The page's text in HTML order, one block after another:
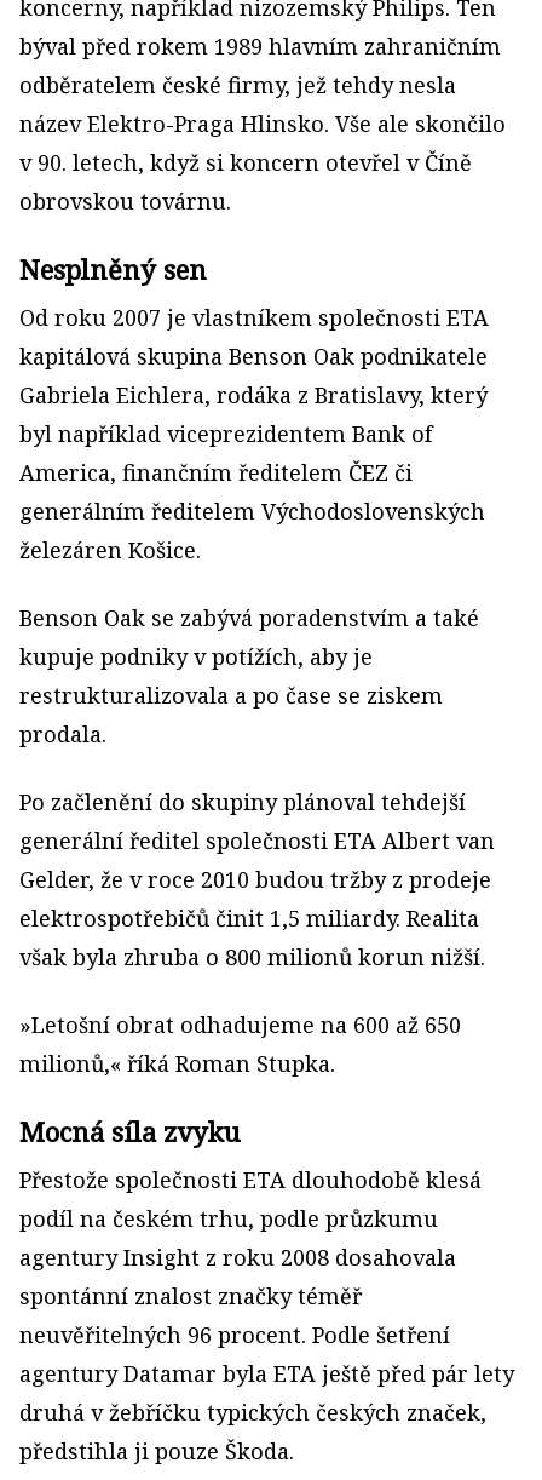
koncerny, například nizozemský Philips. Ten
býval před rokem 1989 hlavním zahraničním
odběratelem české firmy, jež tehdy nesla
název Elektro-Praga Hlinsko. Vše ale skončilo
v 90. letech, když si koncern otevřel v Číně
obrovskou továrnu.
Nesplněný sen
Od roku 2007 je vlastníkem společnosti ETA
kapitálová skupina Benson Oak podnikatele
Gabriela Eichlera, rodáka z Bratislavy, který
byl například viceprezidentem Bank of
America, finančním ředitelem ČEZ či
generálním ředitelem Východoslovenských
železáren Košice.
Benson Oak se zabývá poradenstvím a také
kupuje podniky v potížích, aby je
restrukturalizovala a po čase se ziskem
prodala.
Po začlenění do skupiny plánoval tehdejší
generální ředitel společnosti ETA Albert van
Gelder, že v roce 2010 budou tržby z prodeje
elektrospotřebičů činit 1,5 miliardy. Realita
však byla zhruba o 800 milionů korun nižší.
»Letošní obrat odhadujeme na 600 až 650
milionů,« říká Roman Stupka.
Mocná síla zvyku
Přestože společnosti ETA dlouhodobě klesá
podíl na českém trhu, podle průzkumu
agentury Insight z roku 2008 dosahovala
spontánní znalost značky téměř
neuvěřitelných 96 procent. Podle šetření
agentury Datamar byla ETA ještě před pár lety
druhá v žebříčku typických českých značek,
předstihla ji pouze Škoda.